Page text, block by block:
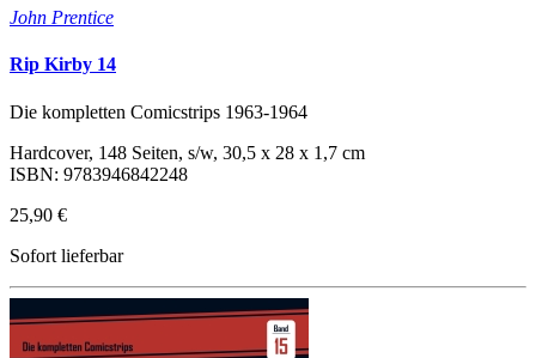
John Prentice
Rip Kirby 14
Die kompletten Comicstrips 1963-1964
Hardcover, 148 Seiten, s/w, 30,5 x 28 x 1,7 cm
ISBN: 9783946842248
25,90 €
Sofort lieferbar